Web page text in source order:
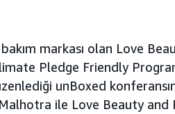
markası olan Love
Pledge Friendly
unBoxed
ile Love Beauty and